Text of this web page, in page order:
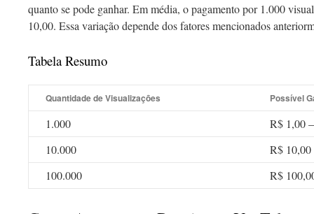
quanto se pode ganhar. Em média, o pagamento por 1.000
10,00. Essa variação depende dos fatores mencionados
Tabela Resumo
Quantidade de Visualizações Possível
1.000
R$ 1,00
10.000
R$
100.000
R$